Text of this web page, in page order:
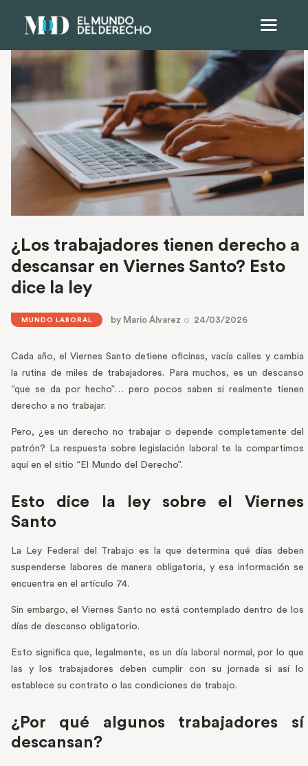
¿Los trabajadores tienen derecho a
descansar en Viernes Santo? Esto
dice la ley
MUNDO LABORAL by Mario Álvarez 24/03/2026
Cada año, el Viernes Santo detiene oficinas, vacía calles y cambia
la rutina de miles de trabajadores. Para muchos, es un descanso
“que se da por hecho”… pero pocos saben si realmente tienen
derecho a no trabajar.
Pero, ¿es un derecho no trabajar o depende completamente del
patrón? La respuesta sobre legislación laboral te la compartimos
aquí en el sitio “El Mundo del Derecho”.
Esto dice la ley sobre el Viernes
Santo
La Ley Federal del Trabajo es la que determina qué días deben
suspenderse labores de manera obligatoria, y esa información se
encuentra en el artículo 74.
Sin embargo, el Viernes Santo no está contemplado dentro de los
días de descanso obligatorio.
Esto significa que, legalmente, es un día laboral normal, por lo que
las y los trabajadores deben cumplir con su jornada si así lo
establece su contrato o las condiciones de trabajo.
¿Por qué algunos trabajadores sí
descansan?